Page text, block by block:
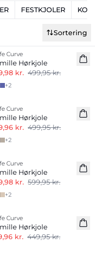
FESTKJOLER
Sortering
Curve
Hørkjole
kr. 499,95 kr.
+2
Curve
Hørkjole
kr. 499,95 kr.
+2
Curve
Hørkjole
kr. 599,95 kr.
+2
Curve
Hørkjole
kr. 449,95 kr.